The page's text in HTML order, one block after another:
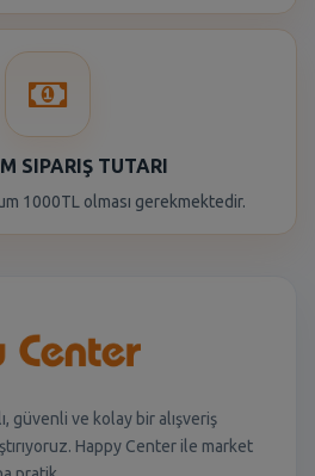
SIPARIŞ TUTARI
1000TL olması gerekmektedir.
güvenli ve kolay bir alışveriş
Happy Center ile market